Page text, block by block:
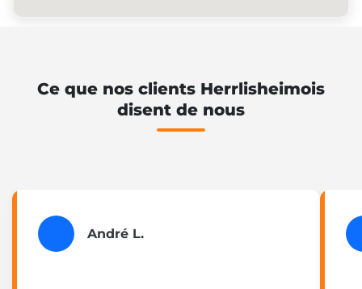
Ce que nos clients Herrlisheimois
disent de nous
André L.